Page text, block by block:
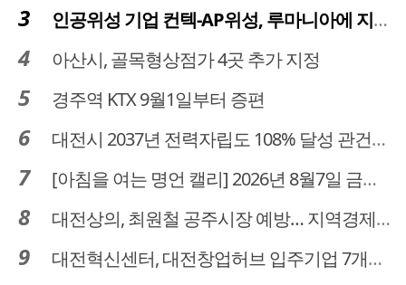
인공위성 기업 컨텍-AP위성, 루마니아에 지상국 시스템 전수
아산시, 골목형상점가 4곳 추가 지정
경주역 KTX 9월1일부터 증편
대전시 2037년 전력자립도 108% 달성 관건은 '주민 수용성'
[아침을 여는 명언 캘리] 2026년 8월7일 금요일
대전상의, 최원철 공주시장 예방… 지역경제 협력방안 논의
대전혁신센터, 대전창업허브 입주기업 7개사 모집